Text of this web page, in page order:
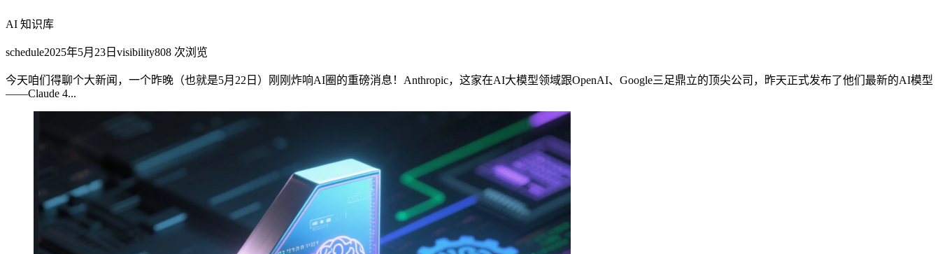
AI 知识库
schedule2025年5月23日 visibility808 次浏览
今天咱们得聊个大新闻，一个昨晚（也就是5月22日）刚刚炸响AI圈的重磅消息！Anthropic，这家在AI大模型领域跟OpenAI、Google三足鼎立的顶尖公司，昨天正式发布了他们最新的AI模型
——Claude 4...